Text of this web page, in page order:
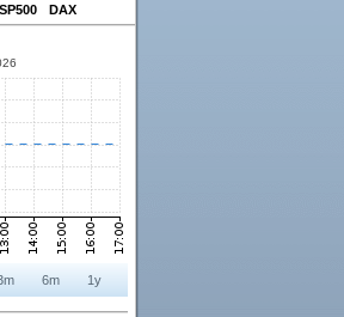
SP500 DAX
6m 1y